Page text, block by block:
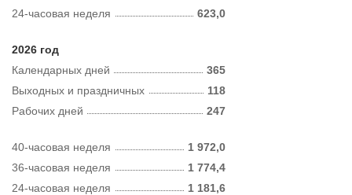
24-часовая неделя
623,0
2026 год
Календарных дней
365
Рабочих дней 247
Выходных и праздничных 118
40-часовая неделя
1 972,0
36-часовая неделя
1 774,4
24-часовая неделя
1 181,6